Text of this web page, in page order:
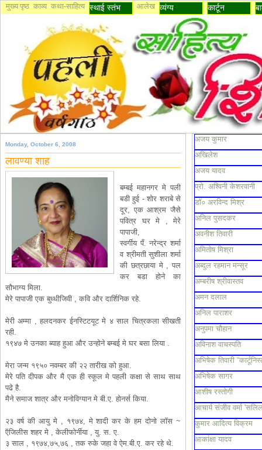
मुख्य पृष्ठ काव्य कथा-साहित्य स्थाई स्तंभ आलेख व्यंग्य कार्टून
Monday, October 6, 2008
लावण्या शाह
बम्बई महानगर मे पली
बडी हुई - शोर शराबे से
दूर, एक आश्रम जैसे
पवित्र घर मे , मेरे
पापाजी,
स्वर्गीय पँ. नरेन्द्र शर्मा
व श्रीमती सुशीला शर्मा
की छत्रछाया मे , पल
कर बडा होने का
सौभाग्य मिला.
मेरे पापाजी एक बुध्धीजिवी , कवि और दार्शिनिक रहे.
मेरी अम्मा , हलदनकर ईनस्टिटयूट मे ४ साल चित्रकला सीखती
रही.
१९४७ मे उनका ब्याह हुआ और उन्होने बम्बई मे घर बसा लिया .
मेरा जन्म १९५० नवम्बर की २२ तारीख को हुआ.
मेरे पति दीपक और मै एक ही स्कूल मे पहली कक्षा से साथ साथ
पढे है.
मैने समाज शात्र और मनोविग्यान मे बी.ए. होनर्स किया.
२३ वर्ष की आयु मे , १९७४, मे शादी कर के हम दोनो लॉस ~
ऍजिलीस शहर मे , केलीफोर्नीया , यु. स. ए.
३ साल , १९७४,७५,७६ , तक रुके जहा वे ऐम.बी.ए. कर रहे थे.
अजय कुमार
अखिलेश
अजय यादव
प्रो. अश्विनी केशरवानी
डॉ० अरविन्द मिश्र
अनिल पुसदकर
अवनीश तिवारी
अमितोष मिश्रा
अब्दुल रहमान मन्सूर
अम्बरीष श्रीवास्तव
अमन दलाल
अनिल पाराशर
अनुपमा चौहान
अविनाश वाचस्पति
अभिषेक तिवारी
अभिषेक सागर
आशीष रस्तोगी
आचार्य संजीव वर्मा
कुमार आदित्य विक्रम
आकांक्षा यादव